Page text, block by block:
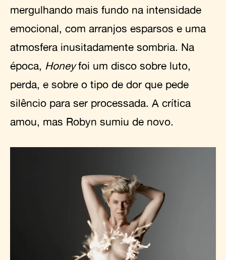
mergulhando mais fundo na intensidade
emocional, com arranjos esparsos e uma
atmosfera inusitadamente sombria. Na
época, Honeyfoi um disco sobre luto,
perda, e sobre o tipo de dor que pede
silêncio para ser processada. A crítica
amou, mas Robyn sumiu de novo.